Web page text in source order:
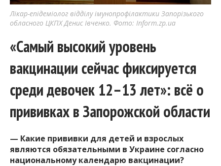
Лікар-епідеміолог відділу імунопрофілактики Запорізького
обласного ЦКПХ Денис Івченко. Фото: Inform.zp.ua
«Самый высокий уровень
вакцинации сейчас фиксируется
среди девочек 12–13 лет»: всё о
прививках в Запорожской области
— Какие прививки для детей и взрослых
являются обязательными в Украине согласно
национальному календарю вакцинации?